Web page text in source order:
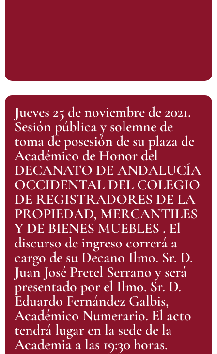
Jueves 25 de noviembre de 2021.
Sesión pública y solemne de
toma de posesión de su plaza de
Académico de Honor del
DECANATO DE ANDALUCÍA
OCCIDENTAL DEL COLEGIO
DE REGISTRADORES DE LA
PROPIEDAD, MERCANTILES
Y DE BIENES MUEBLES . El
discurso de ingreso correrá a
cargo de su Decano Ilmo. Sr. D.
Juan José Pretel Serrano y será
presentado por el Ilmo. Sr. D.
Eduardo Fernández Galbis,
Académico Numerario. El acto
tendrá lugar en la sede de la
Academia a las 19:30 horas.